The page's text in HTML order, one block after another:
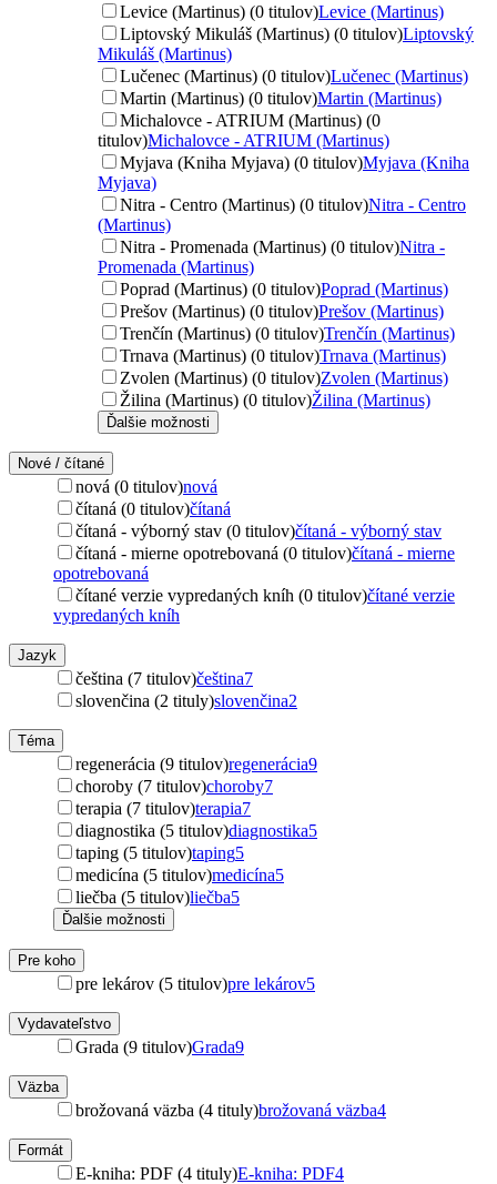
Levice (Martinus) (0 titulov)Levice (Martinus)
Liptovský Mikuláš (Martinus) (0 titulov)Liptovský
Mikuláš (Martinus)
Lučenec (Martinus) (0 titulov)Lučenec (Martinus)
Martin (Martinus) (0 titulov)Martin (Martinus)
Michalovce - ATRIUM (Martinus) (0
titulov)Michalovce - ATRIUM (Martinus)
Myjava (Kniha Myjava) (0 titulov)Myjava (Kniha
Myjava)
Nitra - Centro (Martinus) (0 titulov)Nitra - Centro
(Martinus)
Nitra - Promenada (Martinus) (0 titulov)Nitra -
Promenada (Martinus)
Poprad (Martinus) (0 titulov)Poprad (Martinus)
Prešov (Martinus) (0 titulov)Prešov (Martinus)
Trenčín (Martinus) (0 titulov)Trenčín (Martinus)
Trnava (Martinus) (0 titulov)Trnava (Martinus)
Zvolen (Martinus) (0 titulov)Zvolen (Martinus)
Žilina (Martinus) (0 titulov)Žilina (Martinus)
Ďalšie možnosti
Nové / čítané
nová (0 titulov)nová
čítaná (0 titulov)čítaná
čítaná - výborný stav (0 titulov)čítaná - výborný stav
čítaná - mierne opotrebovaná (0 titulov)čítaná - mierne
opotrebovaná
čítané verzie vypredaných kníh (0 titulov)čítané verzie
vypredaných kníh
Jazyk
čeština (7 titulov)čeština7
slovenčina (2 tituly)slovenčina2
Téma
regenerácia (9 titulov)regenerácia9
choroby (7 titulov)choroby7
terapia (7 titulov)terapia7
diagnostika (5 titulov)diagnostika5
taping (5 titulov)taping5
medicína (5 titulov)medicína5
liečba (5 titulov)liečba5
Ďalšie možnosti
Pre koho
pre lekárov (5 titulov)pre lekárov5
Vydavateľstvo
Grada (9 titulov)Grada9
Väzba
brožovaná väzba (4 tituly)brožovaná väzba4
Formát
E-kniha: PDF (4 tituly)E-kniha: PDF4